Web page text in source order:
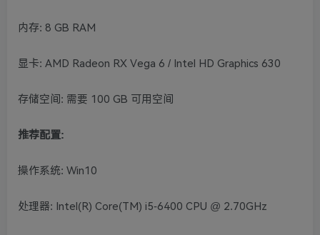
内存: 8 GB RAM
显卡: AMD Radeon RX Vega 6 / Intel HD Graphics 630
存储空间: 需要 100 GB 可用空间
推荐配置:
操作系统: Win10
处理器: Intel(R) Core(TM) i5-6400 CPU @ 2.70GHz